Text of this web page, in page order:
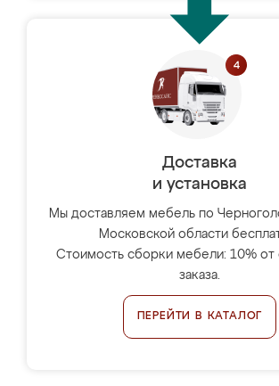
Доставка
и установка
Мы доставляем мебель по
Московской области
Стоимость сборки мебели: 10% от
заказа.
ПЕРЕЙТИ В КАТАЛОГ